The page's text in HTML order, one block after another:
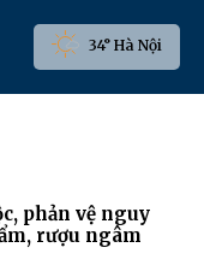
34° Hà Nội
phản vệ nguy
rượu ngâm